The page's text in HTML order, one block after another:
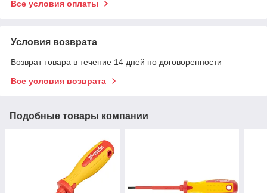
Все условия оплаты
Условия возврата
Возврат товара в течение 14 дней по договоренности
Все условия возврата
Подобные товары компании